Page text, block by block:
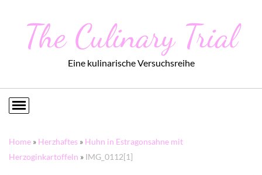
The Culinary Trial
Eine kulinarische Versuchsreihe
Home » Herzhaftes » Huhn in Estragonsahne mit
Herzoginkartoffeln » IMG_0112[1]